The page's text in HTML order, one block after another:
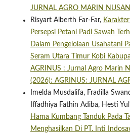
JURNAL AGRO MARIN
Risyart Alberth Far-Far,
Persepsi Petani Padi Sawah
Dalam Pengelolaan Usahatani
Seram Utara Timur Kobi
AGRINUS : Jurnal Agro Marin
(2026): AGRINUS: JURNAL
Imelda Musdalifa, Fradilla
Iffadhiya Fathin Adiba, Hesti
Hama Kumbang Tanduk Pada
Menghasilkan Di PT. Inti